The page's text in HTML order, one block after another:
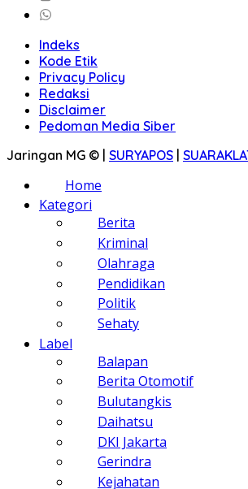
Indeks
Kode Etik
Privacy Policy
Redaksi
Disclaimer
Pedoman Media Siber
Jaringan MG © | SURYAPOS |
Home
Kategori
Berita
Kriminal
Olahraga
Pendidikan
Politik
Sehaty
Label
Balapan
Berita Otomotif
Bulutangkis
Daihatsu
DKI Jakarta
Gerindra
Kejahatan